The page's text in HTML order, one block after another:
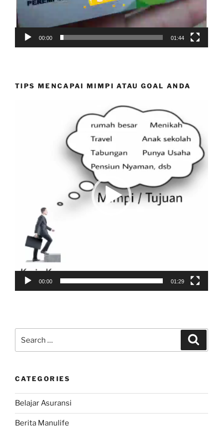
00:00 01:44
TIPS MENCAPAI MIMPI ATAU GOAL ANDA
00:00 01:29
for:
CATEGORIES
Belajar Asuransi
Berita Manulife